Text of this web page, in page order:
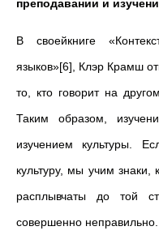
преподавании и
В своейкниге
языков»[6], Клэр Крамш
то, кто говорит на
Таким образом,
изучением культуры.
культуру, мы учим
расплывчаты до той
совершенно неправильно.